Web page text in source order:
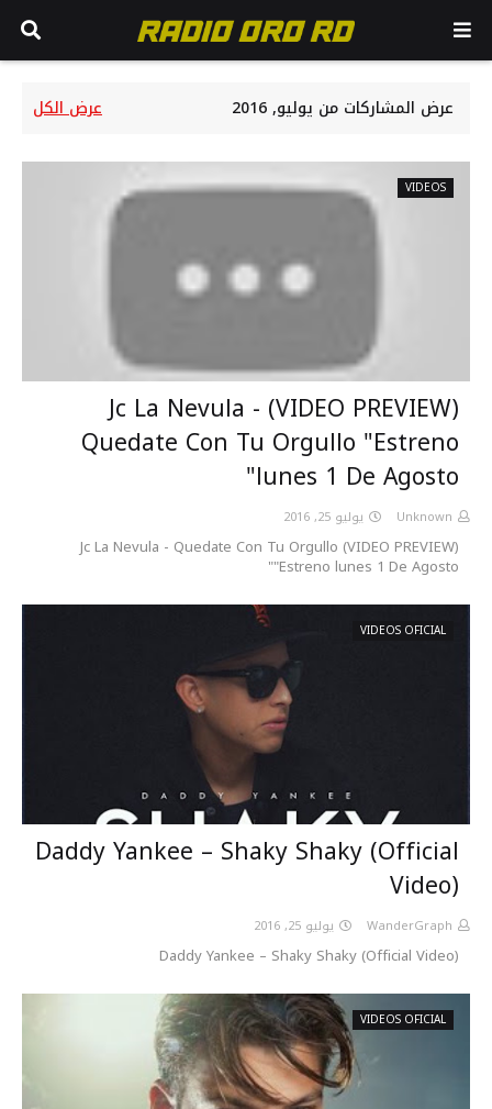
عرض المشاركات من يوليو, 2016 عرض الكل
VIDEOS
(VIDEO PREVIEW) Jc La Nevula -
Quedate Con Tu Orgullo "Estreno
lunes 1 De Agosto"
Unknown يوليو 25, 2016
(VIDEO PREVIEW) Jc La Nevula - Quedate Con Tu Orgullo
"Estreno lunes 1 De Agosto"
VIDEOS OFICIAL
Daddy Yankee – Shaky Shaky (Official
Video)
WanderGraph يوليو 25, 2016
Daddy Yankee – Shaky Shaky (Official Video)
VIDEOS OFICIAL